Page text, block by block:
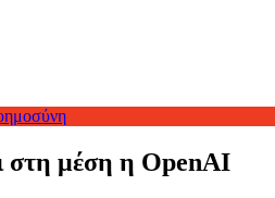
στη μέση η OpenAI